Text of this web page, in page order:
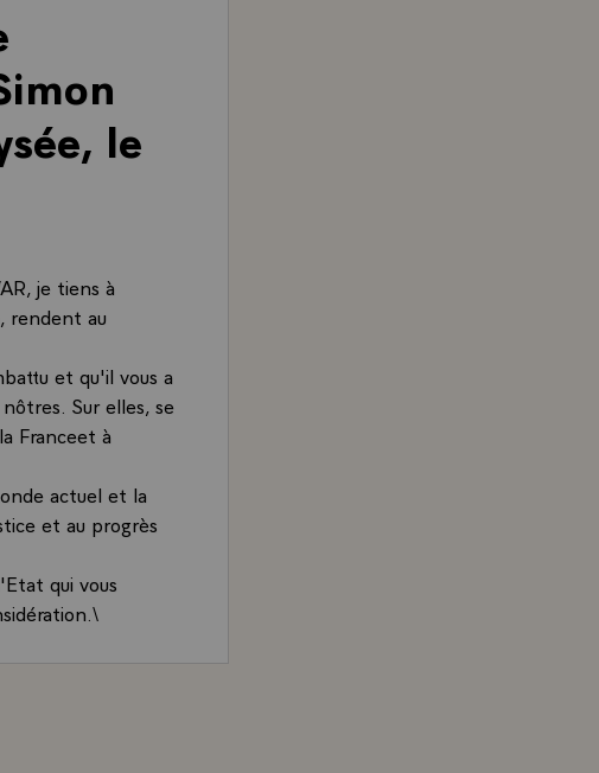
le
je tiens à
rendent au
et qu'il vous a
Sur elles, se
Franceet à
actuel et la
et au progrès
qui vous
d'Estaing à M. Turbay Ayala, Président de la